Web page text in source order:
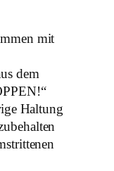
mit
dem
Haltung